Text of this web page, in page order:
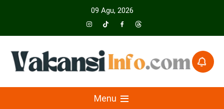
09 Agu, 2026
VakansiinfoMenu